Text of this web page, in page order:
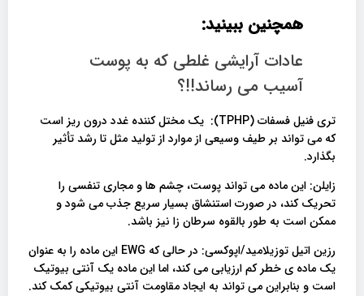
همچنین ببینید:
عادات آرایشی غلطی که به پوست
آسیب می رساند!!؟
تری فنیل فسفات (TPHP): یک مختل کننده غدد درون ریز است
که می تواند بر طیف وسیعی از موارد از تولید مثل تا رشد تأثیر
بگذارد.
زایلن: این ماده می تواند پوست، چشم ها و مجاری تنفسی را
تحریک کند، در صورت استنشاق بسیار سریع جذب می شود و
ممکن است به طور بالقوه سرطان زا نیز باشد.
رزین اتیل توزیلامید/اپوکسی: در حالی که EWG این ماده را به عنوان
یک ماده ی خطر کم ارزیابی می کند، اما این ماده یک آنتی بیوتیک
است و بنابراین می تواند به ایجاد مقاومت آنتی بیوتیکی کمک کند.